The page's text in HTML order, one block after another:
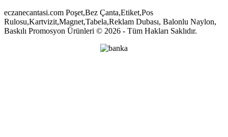
eczanecantasi.com Poşet,Bez Çanta,Etiket,Pos
Rulosu,Kartvizit,Magnet,Tabela,Reklam Dubası, Balonlu Naylon,
Baskılı Promosyon Ürünleri © 2026 - Tüm Hakları Saklıdır.